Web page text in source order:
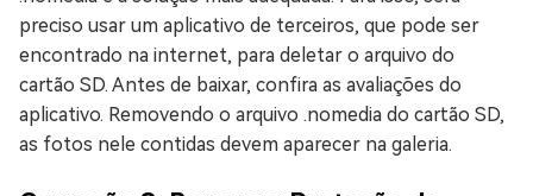
preciso usar um aplicativo de terceiros, que pode ser
encontrado na internet, para deletar o arquivo do
cartão SD. Antes de baixar, confira as avaliações do
aplicativo. Removendo o arquivo .nomedia do cartão SD,
as fotos nele contidas devem aparecer na galeria.